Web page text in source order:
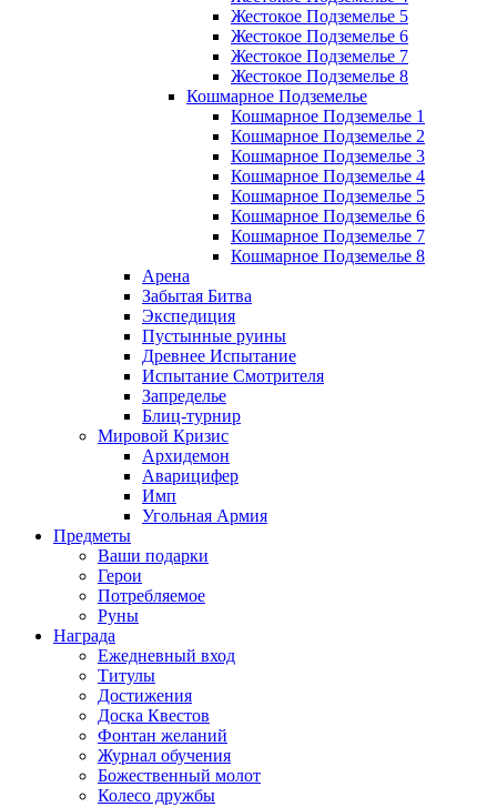
Жестокое Подземелье 5
Жестокое Подземелье 6
Жестокое Подземелье 7
Жестокое Подземелье 8
Кошмарное Подземелье
Кошмарное Подземелье 1
Кошмарное Подземелье 2
Кошмарное Подземелье 3
Кошмарное Подземелье 4
Кошмарное Подземелье 5
Кошмарное Подземелье 6
Кошмарное Подземелье 7
Кошмарное Подземелье 8
Арена
Забытая Битва
Экспедиция
Пустынные руины
Древнее Испытание
Испытание Смотрителя
Запределье
Блиц-турнир
Мировой Кризис
Архидемон
Аварицифер
Имп
Угольная Армия
Предметы
Ваши подарки
Герои
Потребляемое
Руны
Награда
Ежедневный вход
Титулы
Достижения
Доска Квестов
Фонтан желаний
Журнал обучения
Божественный молот
Колесо дружбы